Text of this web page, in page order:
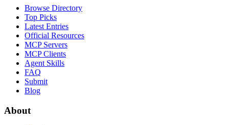
Browse Directory
Top Picks
Latest Entries
Official Resources
MCP Servers
MCP Clients
Agent Skills
FAQ
Submit
Blog
About